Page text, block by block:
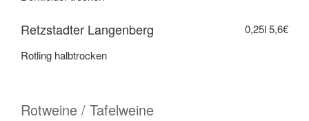
Retzstadter Langenberg 0,25l5,6€
Rotling halbtrocken
Rotweine / Tafelweine